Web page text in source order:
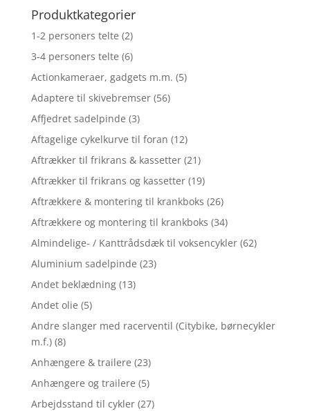
Produktkategorier
1-2 personers telte (2)
3-4 personers telte (6)
Actionkameraer, gadgets m.m. (5)
Adaptere til skivebremser (56)
Affjedret sadelpinde (3)
Aftagelige cykelkurve til foran (12)
Aftrækker til frikrans & kassetter (21)
Aftrækker til frikrans og kassetter (19)
Aftrækkere & montering til krankboks (26)
Aftrækkere og montering til krankboks (34)
Almindelige- / Kanttrådsdæk til voksencykler (62)
Aluminium sadelpinde (23)
Andet beklædning (13)
Andet olie (5)
Andre slanger med racerventil (Citybike, børnecykler
m.f.) (8)
Anhængere & trailere (23)
Anhængere og trailere (5)
Arbejdsstand til cykler (27)